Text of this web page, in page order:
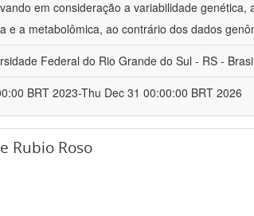
em consideração a variabilidade genética,
e a metabolômica, ao contrário dos dados
Federal do Rio Grande do Sul - RS - Brasil
BRT 2023-Thu Dec 31 00:00:00 BRT 2026
Rubio Roso